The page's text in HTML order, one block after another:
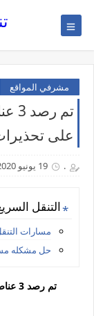
مشرفي المواقع
على
. 19 يونيو 2020
التنقل
مسارات
حل مشكله
تم رصد 3 عناصر صالحة تحتوي جميع العناصر على تحذيرات